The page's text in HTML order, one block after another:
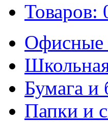
Товаров:
Офисные
Бумага и
Папки и